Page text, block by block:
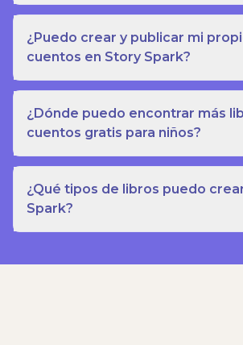
¿Puedo crear y publicar mi
cuentos en Story Spark?
¿Dónde puedo encontrar más
cuentos gratis para niños?
¿Qué tipos de libros puedo
Spark?